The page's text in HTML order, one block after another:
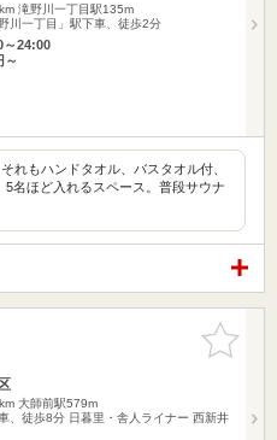
滝野川一丁目駅135m
川一丁目」駅下車、徒歩2分
～24:00
～
れもハンドタオル、バスタオル付、
5名ほど入れるスペース。普段サウナ
お気に入
りに追加
大師前駅579m
、徒歩8分 日暮里・舎人ライナー 西新井